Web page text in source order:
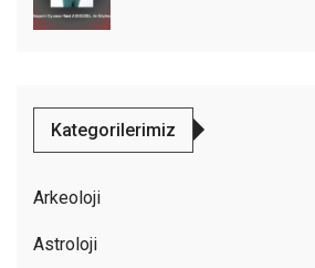
Kategorilerimiz
Arkeoloji
Astroloji